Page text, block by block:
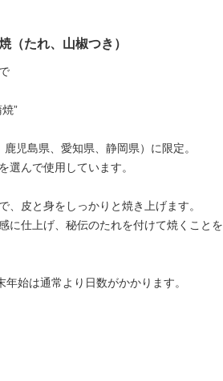
（たれ、山椒つき）
”
児島県、愛知県、静岡県）に限定。
選んで使用しています。
皮と身をしっかりと焼き上げます。
に仕上げ、秘伝のたれを付けて焼くことを
始は通常より日数がかかります。